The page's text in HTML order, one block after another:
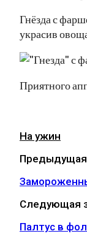
Гнёзда с
украсив
Приятного
На ужин
Предыдущая
Следующая
Палтус в